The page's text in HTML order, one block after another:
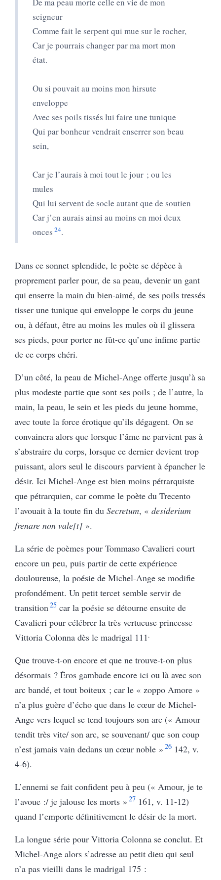
De ma peau morte celle en vie de mon
seigneur
Comme fait le serpent qui mue sur le rocher,
Car je pourrais changer par ma mort mon
état.
Ou si pouvait au moins mon hirsute
enveloppe
Avec ses poils tissés lui faire une tunique
Qui par bonheur vendrait enserrer son beau
sein,
Car je l’aurais à moi tout le jour ; ou les
mules
Qui lui servent de socle autant que de soutien
Car j’en aurais ainsi au moins en moi deux
onces 24.
Dans ce sonnet splendide, le poète se dépèce à
proprement parler pour, de sa peau, devenir un gant
qui enserre la main du bien-aimé, de ses poils tressés
tisser une tunique qui enveloppe le corps du jeune
ou, à défaut, être au moins les mules où il glissera
ses pieds, pour porter ne fût-ce qu’une infime partie
de ce corps chéri.
D’un côté, la peau de Michel-Ange offerte jusqu’à sa
plus modeste partie que sont ses poils ; de l’autre, la
main, la peau, le sein et les pieds du jeune homme,
avec toute la force érotique qu’ils dégagent. On se
convaincra alors que lorsque l’âme ne parvient pas à
s’abstraire du corps, lorsque ce dernier devient trop
puissant, alors seul le discours parvient à épancher le
désir. Ici Michel-Ange est bien moins pétrarquiste
que pétrarquien, car comme le poète du Trecento
l’avouait à la toute fin du Secretum, « desiderium
frenare non vale[t] ».
La série de poèmes pour Tommaso Cavalieri court
encore un peu, puis partir de cette expérience
douloureuse, la poésie de Michel-Ange se modifie
profondément. Un petit tercet semble servir de
transition25 car la poésie se détourne ensuite de
Cavalieri pour célébrer la très vertueuse princesse
Vittoria Colonna dès le madrigal 111.
Que trouve-t-on encore et que ne trouve-t-on plus
désormais ? Éros gambade encore ici ou là avec son
arc bandé, et tout boiteux ; car le « zoppo Amore »
n’a plus guère d’écho que dans le cœur de Michel-
Ange vers lequel se tend toujours son arc (« Amour
tendit très vite/ son arc, se souvenant/ que son coup
n’est jamais vain dedans un cœur noble » 26142, v.
4-6).
L’ennemi se fait confident peu à peu (« Amour, je te
l’avoue :/ je jalouse les morts » 27 161, v. 11-12)
quand l’emporte définitivement le désir de la mort.
La longue série pour Vittoria Colonna se conclut. Et
Michel-Ange alors s’adresse au petit dieu qui seul
n’a pas vieilli dans le madrigal 175 :